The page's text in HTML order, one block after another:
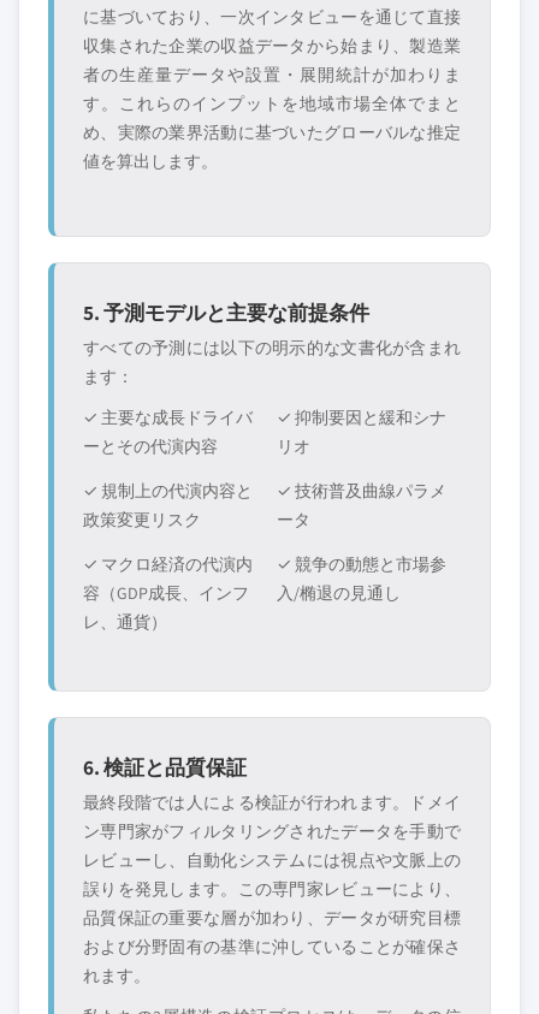
に基づいており、一次インタビューを通じて直接
収集された企業の収益データから始まり、製造業
者の生産量データや設置・展開統計が加わりま
す。これらのインプットを地域市場全体でまと
め、実際の業界活動に基づいたグローバルな推定
値を算出します。
5. 予測モデルと主要な前提条件
すべての予測には以下の明示的な文書化が含まれ
ます：
✓ 主要な成長ドライバ
ーとその代演内容
✓ 抑制要因と緩和シナ
リオ
✓ 規制上の代演内容と
政策変更リスク
✓ 技術普及曲線パラメ
ータ
✓ マクロ経済の代演内
容（GDP成長、インフ
レ、通貨）
✓ 競争の動態と市場参
入/椭退の見通し
6. 検証と品質保証
最終段階では人による検証が行われます。ドメイ
ン専門家がフィルタリングされたデータを手動で
レビューし、自動化システムには視点や文脈上の
誤りを発見します。この専門家レビューにより、
品質保証の重要な層が加わり、データが研究目標
および分野固有の基準に沖していることが確保さ
れます。